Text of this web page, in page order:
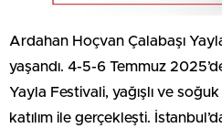
Ardahan Hoçvan Çalabaşı
yaşandı. 4-5-6 Temmuz
Yayla Festivali, yağışlı ve
katılım ile gerçekleşti.